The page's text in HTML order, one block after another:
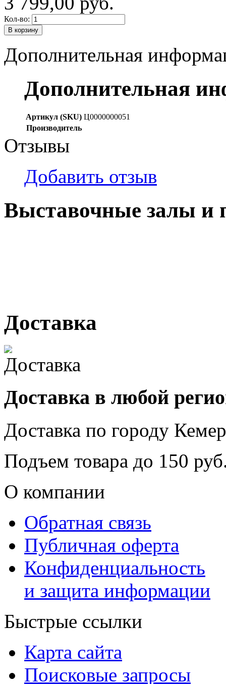
Кол-во:
В корзину
Дополнительная
Дополнительная
Артикул (SKU) Ц0000000051
Производитель
Отзывы
Добавить отзыв
Выставочные залы и
Доставка
Доставка в любой
Доставка по городу
Подъем товара до 150
О компании
Обратная связь
Публичная оферта
Конфиденциальность
и защита информации
Быстрые ссылки
Карта сайта
Поисковые запросы